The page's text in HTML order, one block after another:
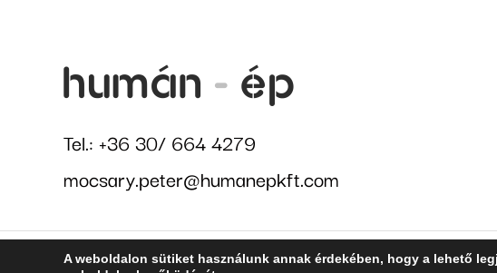
Tel.: +36 30/ 664 4279
mocsary.peter@humanepkft.com
A weboldalon sütiket használunk annak érdekében, hogy a lehető